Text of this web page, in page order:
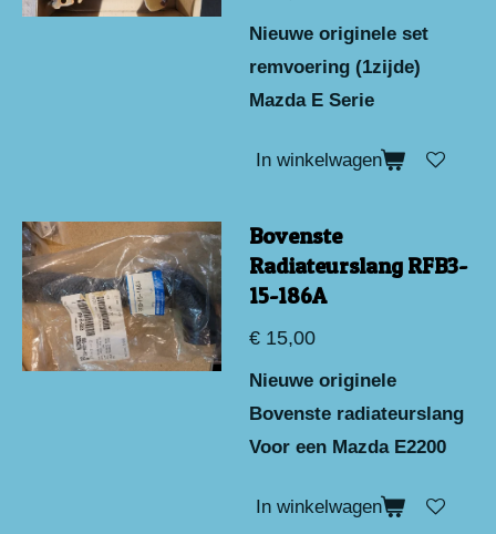
Nieuwe originele set
remvoering (1zijde)
Mazda E Serie
In winkelwagen
Bovenste
Radiateurslang RFB3-
15-186A
€ 15,00
Nieuwe originele
Bovenste radiateurslang
Voor een Mazda E2200
In winkelwagen